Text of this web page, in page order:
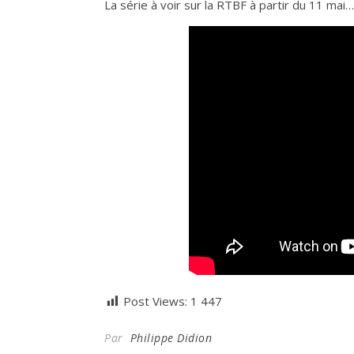
La série à voir sur la RTBF à partir du 11
Post Views: 1 447
Par Philippe Didion